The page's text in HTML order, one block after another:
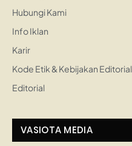
Hubungi Kami
Info Iklan
Karir
Kode Etik & Kebijakan Editorial
Editorial
VASIOTA MEDIA